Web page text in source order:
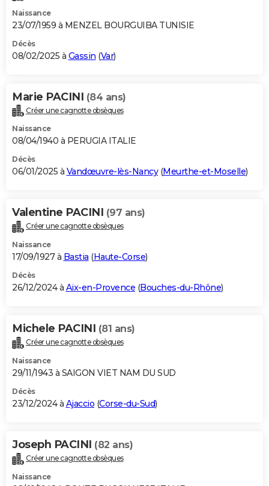
Naissance
23/07/1959 à MENZEL BOURGUIBA TUNISIE
Décès
08/02/2025 à Gassin (Var)
Marie PACINI (84 ans)
Créer une cagnotte obsèques
Naissance
08/04/1940 à PERUGIA ITALIE
Décès
06/01/2025 à Vandœuvre-lès-Nancy(Meurthe-et-Moselle)
Valentine PACINI (97 ans)
Créer une cagnotte obsèques
Naissance
17/09/1927 à Bastia (Haute-Corse)
Décès
26/12/2024 à Aix-en-Provence (Bouches-du-Rhône)
Michele PACINI (81 ans)
Créer une cagnotte obsèques
Naissance
29/11/1943 à SAIGON VIET NAM DU SUD
Décès
23/12/2024 à Ajaccio (Corse-du-Sud)
Joseph PACINI (82 ans)
Créer une cagnotte obsèques
Naissance